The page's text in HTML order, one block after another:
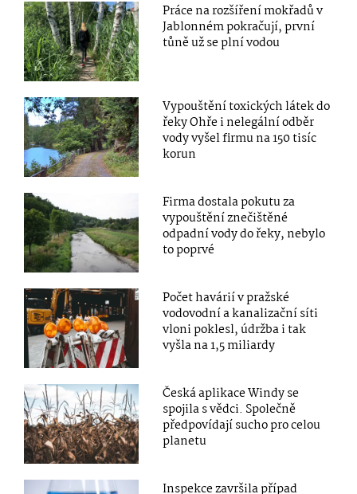
Práce na rozšíření mokřadů v
Jablonném pokračují, první
tůně už se plní vodou
Vypouštění toxických látek do
řeky Ohře i nelegální odběr
vody vyšel firmu na 150 tisíc
korun
Firma dostala pokutu za
vypouštění znečištěné
odpadní vody do řeky, nebylo
to poprvé
Počet havárií v pražské
vodovodní a kanalizační síti
vloni poklesl, údržba i tak
vyšla na 1,5 miliardy
Česká aplikace Windy se
spojila s vědci. Společně
předpovídají sucho pro celou
planetu
Inspekce završila případ